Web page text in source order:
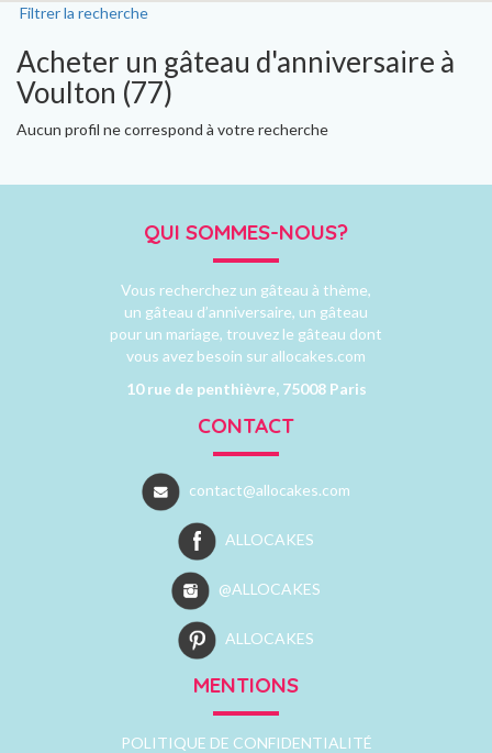
Filtrer la recherche
Acheter un gâteau d'anniversaire à
Voulton (77)
Aucun profil ne correspond à votre recherche
QUI SOMMES-NOUS?
Vous recherchez un gâteau à thème,
un gâteau d’anniversaire, un gâteau
pour un mariage, trouvez le gâteau dont
vous avez besoin sur allocakes.com
10 rue de penthièvre, 75008 Paris
CONTACT
contact@allocakes.com
ALLOCAKES
@ALLOCAKES
ALLOCAKES
MENTIONS
POLITIQUE DE CONFIDENTIALITÉ